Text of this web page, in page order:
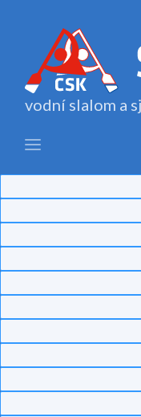
vodní slalom a